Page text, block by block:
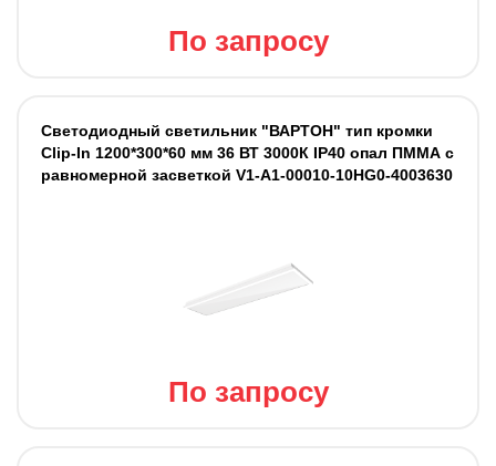
По запросу
Светодиодный светильник "ВАРТОН" тип кромки
Clip-In 1200*300*60 мм 36 ВТ 3000К IP40 опал ПММА с
равномерной засветкой V1-A1-00010-10HG0-4003630
По запросу